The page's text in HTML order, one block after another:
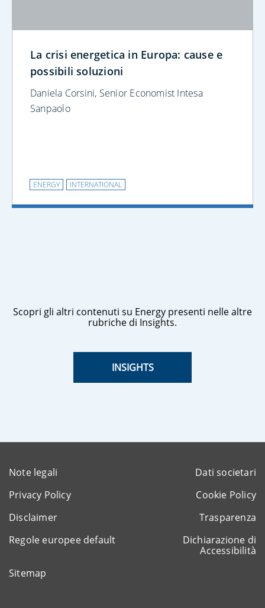
La crisi energetica in Europa: cause e
possibili soluzioni
Daniela Corsini, Senior Economist Intesa
Sanpaolo
ENERGY INTERNATIONAL
Scopri gli altri contenuti su Energy presenti nelle altre
rubriche di Insights.
INSIGHTS
Note legali
Dati societari
Privacy Policy
Cookie Policy
Disclaimer
Trasparenza
Regole europee default
Dichiarazione di
Accessibilità
Sitemap